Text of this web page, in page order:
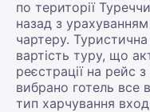
по території
назад з
чартеру.
вартість туру, що
реєстрації на рейс
вибрано готель все
тип харчування